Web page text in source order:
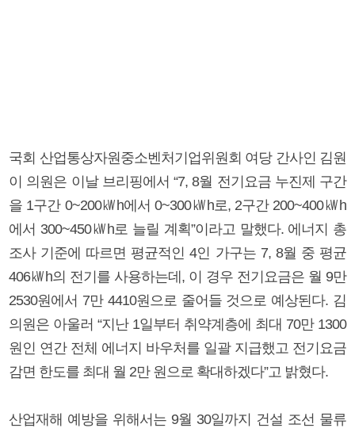
국회 산업통상자원중소벤처기업위원회 여당 간사인 김원
이 의원은 이날 브리핑에서 “7, 8월 전기요금 누진제 구간
을 1구간 0~200㎾h에서 0~300㎾h로, 2구간 200~400㎾h
에서 300~450㎾h로 늘릴 계획”이라고 말했다. 에너지 총
조사 기준에 따르면 평균적인 4인 가구는 7, 8월 중 평균
406㎾h의 전기를 사용하는데, 이 경우 전기요금은 월 9만
2530원에서 7만 4410원으로 줄어들 것으로 예상된다. 김
의원은 아울러 “지난 1일부터 취약계층에 최대 70만 1300
원인 연간 전체 에너지 바우처를 일괄 지급했고 전기요금
감면 한도를 최대 월 2만 원으로 확대하겠다”고 밝혔다.
산업재해 예방을 위해서는 9월 30일까지 건설 조선 물류